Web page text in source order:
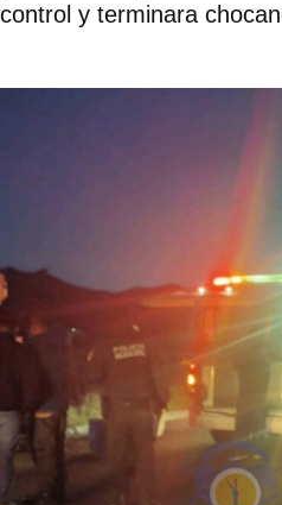
control y terminara